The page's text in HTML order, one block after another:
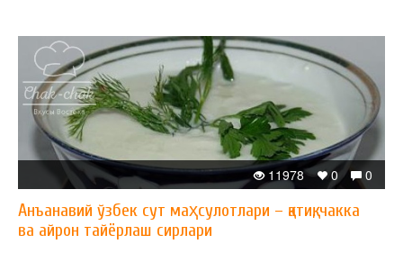
0
0
11978
Анъанавий ўзбек сут маҳсулотлари – қатиқ, чакка
ва айрон тайёрлаш сирлари